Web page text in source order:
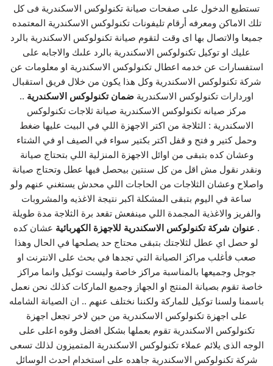
تستطيع الدخول على صفحات صيانة تكنولوكس الاسكندرية فى كل
تلك الاماكن ومعرفه أرقام تليفونات تكنولوكس الاسكندرية المعتمده
جميعا والاتصال بها اى وقت لتقوم صيانة تكنولوكس الاسكندرية بالرد
عليك او توكيل تكنولوكس الاسكندرية بالرد علىك والاجابه على
استفسارات عن خدمه اعطال تكنولوكس الاسكندرية او معلومات عن
شركة تكنولوكس الاسكندرية وكل هذا يكون من خلال فريق استقبال
اوردارات تكنولوكس الاسكندرية ضمان تكنولوكس الاسكندرية ..
مركز صيانه تكنولوكس الاسكندرية صيانة ثلاجات تكنولوكس
الاسكندرية : الثلاجة من اكتر الاجهزة اللي في البيت عليها ضغط
وحمل كتير و فتح و قفل اكتر بكتير سواء في الصيف او في الشتاء
وعشان كده بتبقى من اوائل الاجهزة المنزلية اللي بتحتاج صيانة
ونقدر نقول مش اقل من كل سنتين بيحصل فيها عطل وتحتاج صيانة
واصلاح وعشان الثلاجات من الحاجات اللي محدش يستغني عنهم ولو
ساعة في اليوم بتبقى المشكلة اكبر نتيجة الاغذيه والمشروبات
والفريز والاغذية المجمدة اللي مينفعش تقعد برة الثلاجة مدة طويلة
. عنوان شركة تكنولوكس الاسكندرية للاجهزة الكهربائية عشان كده
لو حصل اي عطل لثلاجتك بتبقى محتاج حد يصلحها في الحال وهذا
صعب فأغلب مراكز الصيانة التي تجدها في بحث على الانترنت او
جوجل وجميعها بالمناسبة مراكز خاصة وليست توكيل وانما مراكز
خاصة تقوم بصيانة المنتج او الجهاز وجميع الماركات كذلك نحن نعمل
باسمنا ولسنا توكيل للماركة ولكننا نختلف عنهم .. ان الصيانة الشامله
على اجهزة تكنولوكس الاسكندرية من حين لاخر تجعل اجهزة
تكنولوكس الاسكندرية تقوم بعملها بشكل افضل وقوه اعلى على
الوجه الذى يلائم عملاء تكنولوكس الاسكندرية المتميزون لذلك تسعى
شركة تكنولوكس الاسكندرية جاهده على استخدام احدث الوسائل